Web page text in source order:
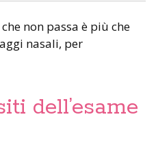
non passa è più che
nasali, per
dell’esame